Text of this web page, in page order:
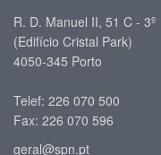
R. D. Manuel II, 51 C - 3º
(Edifício Cristal Park)
4050-345 Porto
Telef: 226 070 500
Fax: 226 070 596
geral@spn.pt